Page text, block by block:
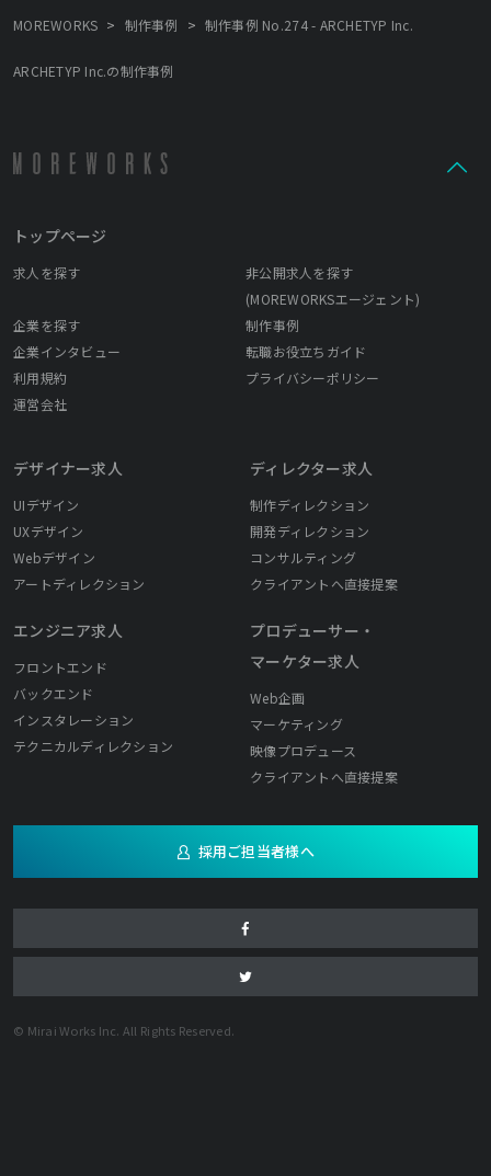
MOREWORKS > 制作事例 > 制作事例 No.274 - ARCHETYP Inc.
ARCHETYP Inc.の制作事例
トップページ
求人を探す
非公開求人を探す
(MOREWORKSエージェント)
企業を探す
制作事例
企業インタビュー
転職お役立ちガイド
利用規約
プライバシーポリシー
運営会社
デザイナー求人
UIデザイン
UXデザイン
Webデザイン
アートディレクション
エンジニア求人
フロントエンド
バックエンド
インスタレーション
テクニカルディレクション
ディレクター求人
制作ディレクション
開発ディレクション
コンサルティング
クライアントへ直接提案
プロデューサー・
マーケター求人
Web企画
マーケティング
映像プロデュース
クライアントへ直接提案
採用ご担当者様へ
© Mirai Works Inc. All Rights Reserved.